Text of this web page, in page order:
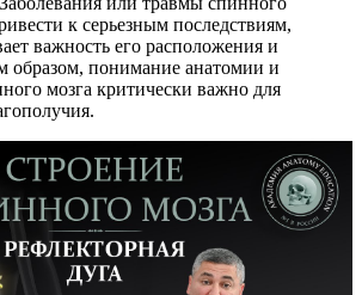
к серьезным последствиям,
важность его расположения и
образом, понимание анатомии и
мозга критически важно для